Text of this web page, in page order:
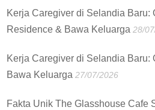
Kerja Caregiver di Selandia Baru:
Residence & Bawa Keluarga 28/
Kerja Caregiver di Selandia Baru:
Bawa Keluarga 27/07/2026
Fakta Unik The Glasshouse Cafe